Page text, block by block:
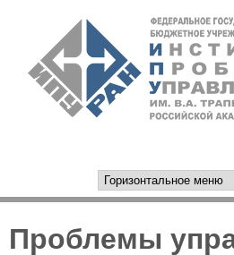
Перейти к
РАН
Проблемы